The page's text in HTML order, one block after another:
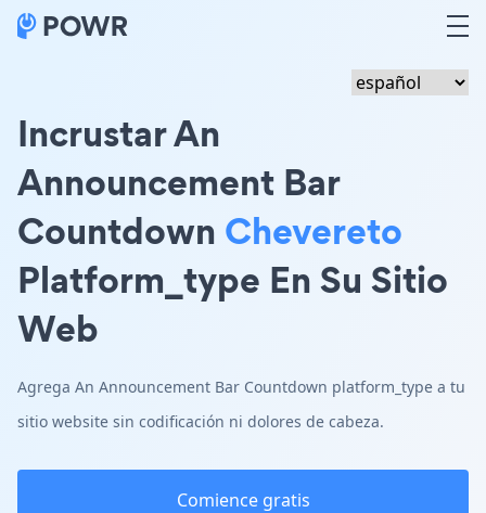
Incrustar An
Announcement Bar
Countdown Chevereto
Platform_type En Su Sitio
Web
Agrega An Announcement Bar Countdown platform_type a tu
sitio website sin codificación ni dolores de cabeza.
Comience gratis